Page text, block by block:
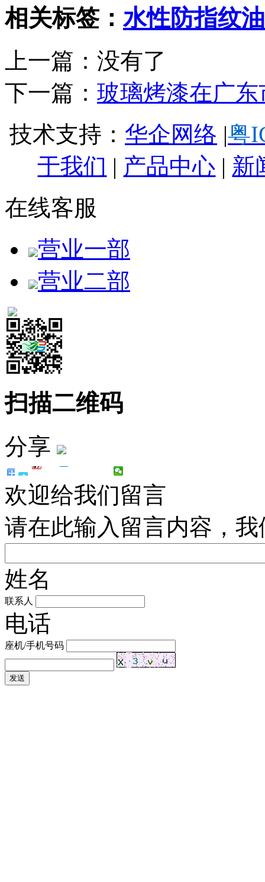
相关标签：水性防指纹油
上一篇：没有了
下一篇： 玻璃烤漆在广
技术支持： 华企网络 |粤
于我们 | 产品中心 | 新
在线客服
营业一部
营业二部
扫描二维码
分享
欢迎给我们留言
请在此输入留言内容，
姓名
联系人
电话
座机/手机号码